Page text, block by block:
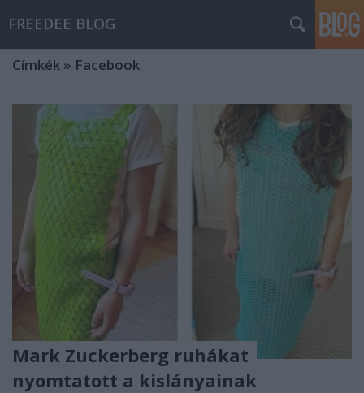
FREEDEE BLOG
Címkék » Facebook
Mark Zuckerberg ruhákat
nyomtatott a kislányainak